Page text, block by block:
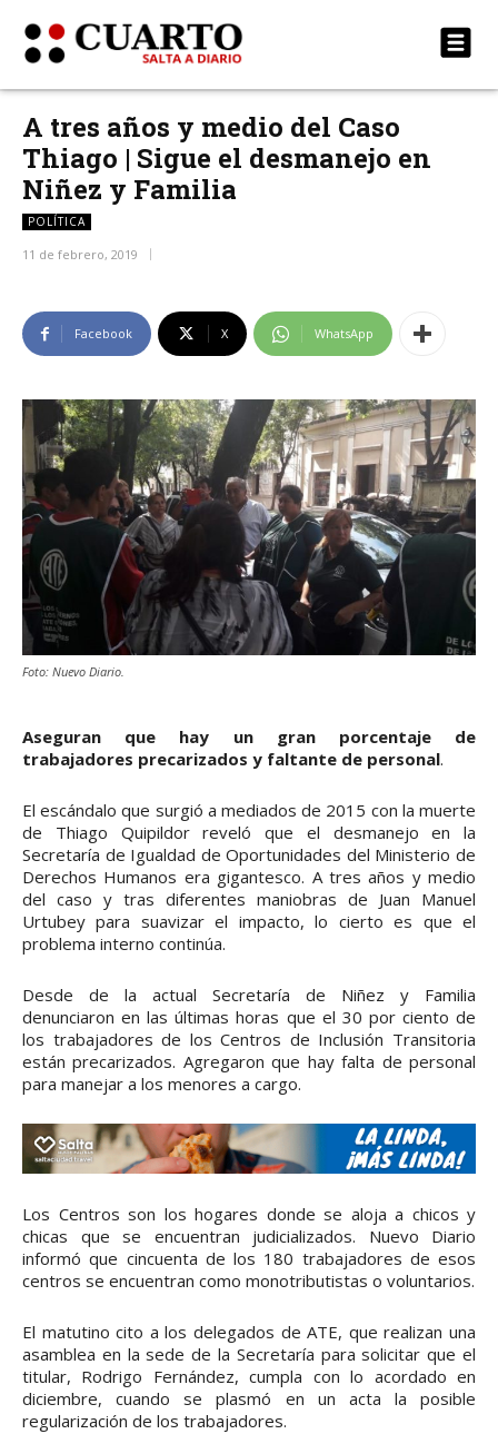
A tres años y medio del Caso
Thiago | Sigue el desmanejo en
Niñez y Familia
POLÍTICA
11 de febrero, 2019
Facebook X WhatsApp
Foto: Nuevo Diario.
Aseguran que hay un gran porcentaje de
trabajadores precarizados y faltante de personal.
El escándalo que surgió a mediados de 2015 con la muerte
de Thiago Quipildor reveló que el desmanejo en la
Secretaría de Igualdad de Oportunidades del Ministerio de
Derechos Humanos era gigantesco. A tres años y medio
del caso y tras diferentes maniobras de Juan Manuel
Urtubey para suavizar el impacto, lo cierto es que el
problema interno continúa.
Desde de la actual Secretaría de Niñez y Familia
denunciaron en las últimas horas que el 30 por ciento de
los trabajadores de los Centros de Inclusión Transitoria
están precarizados. Agregaron que hay falta de personal
para manejar a los menores a cargo.
Los Centros son los hogares donde se aloja a chicos y
chicas que se encuentran judicializados. Nuevo Diario
informó que cincuenta de los 180 trabajadores de esos
centros se encuentran como monotributistas o voluntarios.
El matutino cito a los delegados de ATE, que realizan una
asamblea en la sede de la Secretaría para solicitar que el
titular, Rodrigo Fernández, cumpla con lo acordado en
diciembre, cuando se plasmó en un acta la posible
regularización de los trabajadores.